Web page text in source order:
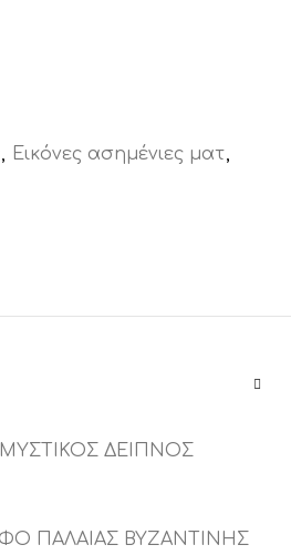
, Εικόνες ασημένιες ματ,
ΔΕΙΠΝΟΣ
ΠΑΛΑΙΑΣ ΒΥΖΑΝΤΙΝΗΣ